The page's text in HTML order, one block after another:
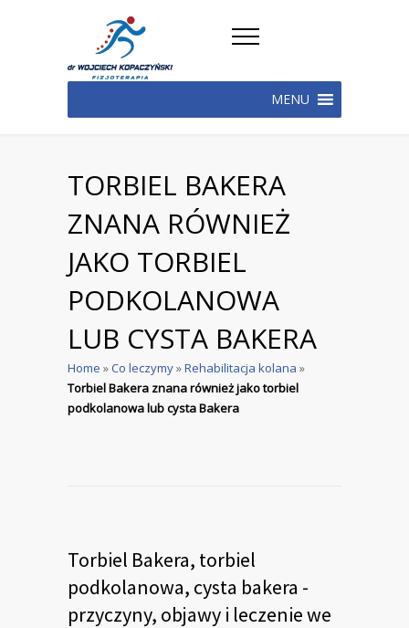
MENU
TORBIEL BAKERA
ZNANA RÓWNIEŻ
JAKO TORBIEL
PODKOLANOWA
LUB CYSTA BAKERA
Home »Co leczymy»Rehabilitacja kolana »
Torbiel Bakera znana również jako torbiel
podkolanowa lub cysta Bakera
Torbiel Bakera, torbiel
podkolanowa, cysta bakera -
przyczyny, objawy i leczenie we